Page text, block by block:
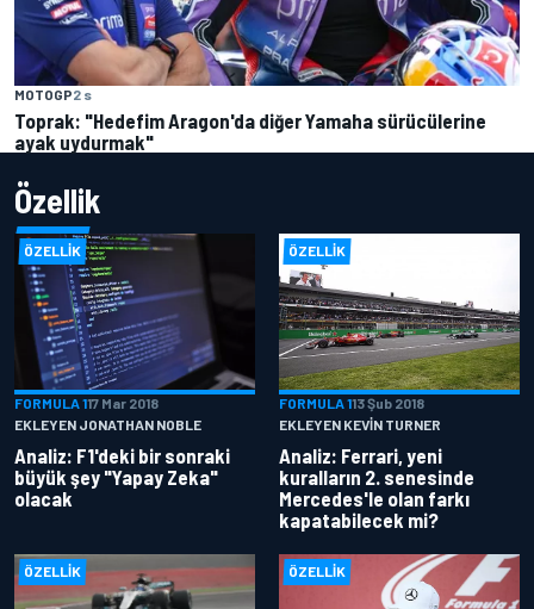
MOTOGP2 s
Toprak: "Hedefim Aragon'da diğer Yamaha sürücülerine
ayak uydurmak"
Özellik
ÖZELLIK
FORMULA 117 Mar 2018
EKLEYEN JONATHAN NOBLE
Analiz: F1'deki bir sonraki
büyük şey "Yapay Zeka"
olacak
ÖZELLIK
FORMULA 113 Şub 2018
EKLEYEN KEVIN TURNER
Analiz: Ferrari, yeni
kuralların 2. senesinde
Mercedes'le olan farkı
kapatabilecek mi?
ÖZELLIK ÖZELLIK